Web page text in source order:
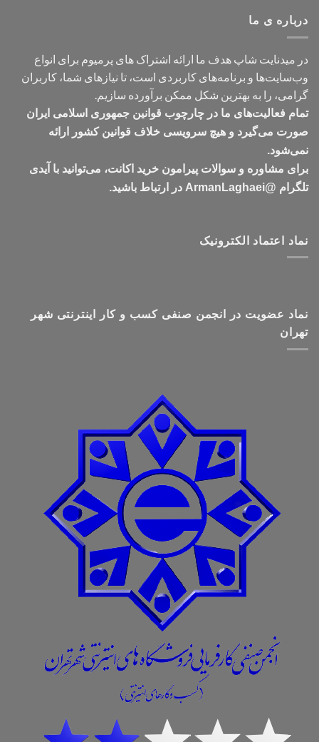
درباره ی ما
در میدنایت شاپ هدف ما ارائه اشتراک های پرمیوم برای انواع
وب‌سایت‌ها و برنامه‌های کاربردی است، تا نیازهای شما، کاربران
گرامی، را به بهترین شکل ممکن برآورده سازیم.
تمام فعالیت‌های ما در چارچوب قوانین جمهوری اسلامی ایران
صورت می‌گیرد و هیچ سرویسی خلاف قوانین کشور ارائه
نمی‌شود.
برای مشاوره و سوالات پیرامون خرید اکانت، می‌توانید با آیدی
تلگرام @ArmanLaghaei در ارتباط باشید.
نماد اعتماد الکترونیک
نماد عضویت در انجمن صنفی کسب و کار اینترنتی شهر
تهران